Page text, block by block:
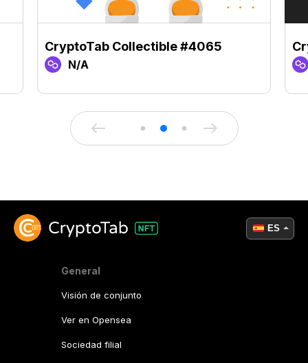
CryptoTab Collectible #4065
N/A
General
Visión de conjunto
Ver en Opensea
Sociedad filial
ES